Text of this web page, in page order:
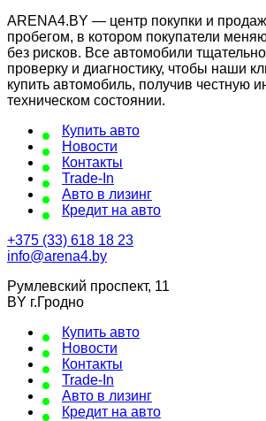
ARENA4.BY — центр покупки и
пробегом, в котором покупатели
без рисков. Все автомобили
проверку и диагностику, чтобы наши
купить автомобиль, получив честную
техническом состоянии.
Купить авто
Новости
Контакты
Trade-In
Авто в лизинг
Кредит на авто
+375 (33) 618 18 23
info@arena4.by
Румлевский проспект, 11
BY г.Гродно
Купить авто
Новости
Контакты
Trade-In
Авто в лизинг
Кредит на авто